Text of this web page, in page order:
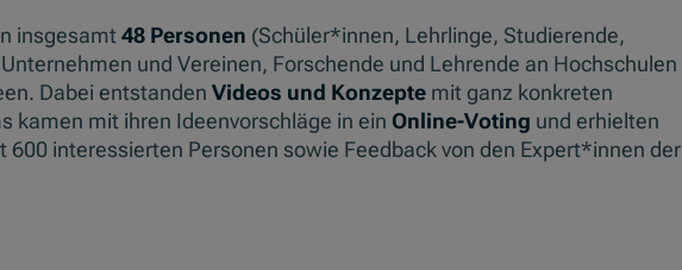
insgesamt 48 Personen (Schüler*innen, Lehrlinge, Studierende,
und Vereinen, Forschende und Lehrende an Hochschulen
Dabei entstanden Videos und Konzepte mit ganz konkreten
kamen mit ihren Ideenvorschläge in ein Online-Voting und erhielten
600 interessierten Personen sowie Feedback von den Expert*innen der